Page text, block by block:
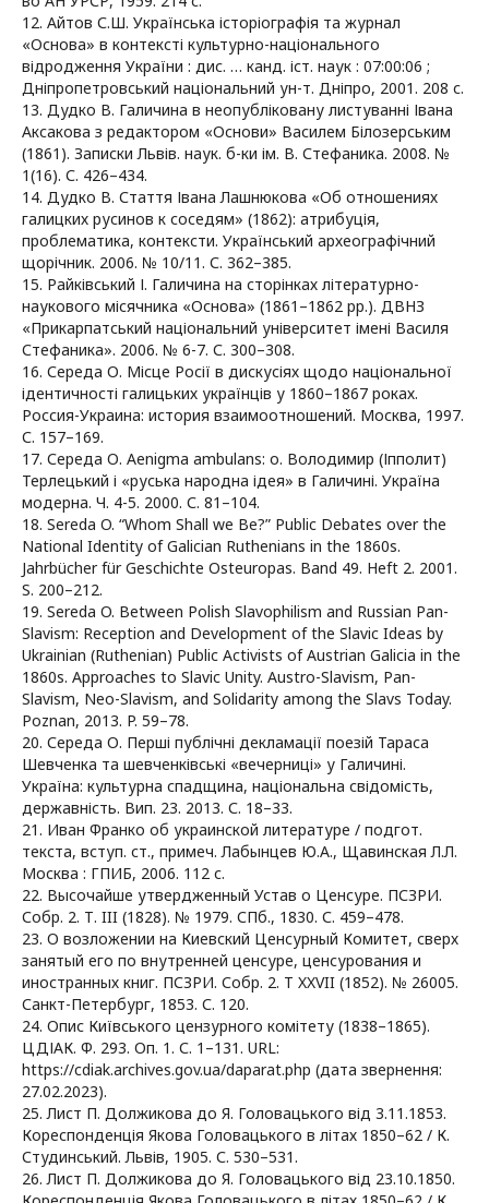
12. Айтов С.Ш. Українська історіографія та журнал
«Основа» в контексті культурно-національного
відродження України : дис. … канд. іст. наук : 07:00:06 ;
Дніпропетровський національний ун-т. Дніпро, 2001. 208 с.
13. Дудко В. Галичина в неопубліковану листуванні Івана
Аксакова з редактором «Основи» Василем Білозерським
(1861). Записки Львів. наук. б-ки ім. В. Стефаника. 2008. №
1(16). С. 426–434.
14. Дудко В. Стаття Івана Лашнюкова «Об отношениях
галицких русинов к соседям» (1862): атрибуція,
проблематика, контексти. Український археографічний
щорічник. 2006. № 10/11. С. 362–385.
15. Райківський І. Галичина на сторінках літературно-
наукового місячника «Основа» (1861–1862 рр.). ДВНЗ
«Прикарпатський національний університет імені Василя
Стефаника». 2006. № 6-7. С. 300–308.
16. Середа О. Місце Росії в дискусіях щодо національної
ідентичності галицьких українців у 1860–1867 роках.
Россия-Украина: история взаимоотношений. Москва, 1997.
С. 157–169.
17. Середа О. Aenigma ambulans: о. Володимир (Іпполит)
Терлецький і «руська народна ідея» в Галичині. Україна
модерна. Ч. 4-5. 2000. С. 81–104.
18. Sereda O. “Whom Shall we Be?” Public Debates over the
National Identity of Galician Ruthenians in the 1860s.
Jahrbücher für Geschichte Osteuropas. Band 49. Heft 2. 2001.
S. 200–212.
19. Sereda O. Between Polish Slavophilism and Russian Pan-
Slavism: Reception and Development of the Slavic Ideas by
Ukrainian (Ruthenian) Public Activists of Austrian Galicia in the
1860s. Approaches to Slavic Unity. Austro-Slavism, Pan-
Slavism, Neo-Slavism, and Solidarity among the Slavs Today.
Poznan, 2013. P. 59–78.
20. Середа О. Перші публічні декламації поезій Тараса
Шевченка та шевченківські «вечерниці» у Галичині.
Україна: культурна спадщина, національна свідомість,
державність. Вип. 23. 2013. С. 18–33.
21. Иван Франко об украинской литературе / подгот.
текста, вступ. ст., примеч. Лабынцев Ю.А., Щавинская Л.Л.
Москва : ГПИБ, 2006. 112 с.
22. Высочайше утвердженный Устав о Ценсуре. ПСЗРИ.
Собр. 2. Т. III (1828). № 1979. СПб., 1830. С. 459–478.
23. О возложении на Киевский Ценсурный Комитет, сверх
занятый его по внутренней ценсуре, ценсурования и
иностранных книг. ПСЗРИ. Собр. 2. Т XXVII (1852). № 26005.
Санкт-Петербург, 1853. С. 120.
24. Опис Київського цензурного комітету (1838–1865).
ЦДІАК. Ф. 293. Оп. 1. С. 1–131. URL:
https://cdiak.archives.gov.ua/daparat.php (дата звернення:
27.02.2023).
25. Лист П. Должикова до Я. Головацького від 3.11.1853.
Кореспонденція Якова Головацького в літах 1850–62 / К.
Студинський. Львів, 1905. С. 530–531.
26. Лист П. Должикова до Я. Головацького від 23.10.1850.